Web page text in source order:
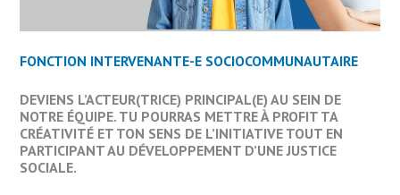
FONCTION INTERVENANTE-E SOCIOCOMMUNAUTAIRE
DEVIENS L’ACTEUR(TRICE) PRINCIPAL(E) AU SEIN DE
NOTRE ÉQUIPE. TU POURRAS METTRE À PROFIT TA
CRÉATIVITÉ ET TON SENS DE L’INITIATIVE TOUT EN
PARTICIPANT AU DÉVELOPPEMENT D’UNE JUSTICE
SOCIALE.